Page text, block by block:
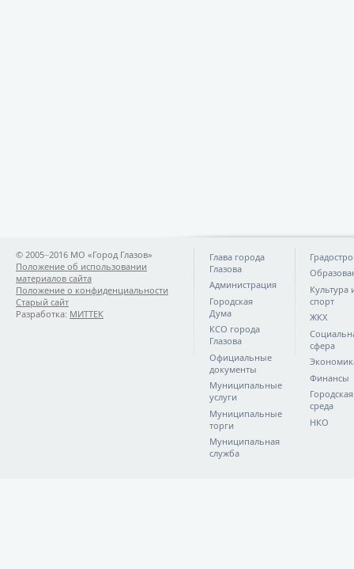
© 2005−2016 МО «Город Глазов»
Положение об использовании
материалов сайта
Положение о конфиденциальности
Старый сайт
Разработка: МИТТЕК
Глава города
Глазова
Администрация
Городская
Дума
КСО города
Глазова
Официальные
документы
Муниципальные
услуги
Муниципальные
торги
Муниципальная
служба
Культура
спорт
ЖКХ
сфера
Финансы
Городская
среда
НКО